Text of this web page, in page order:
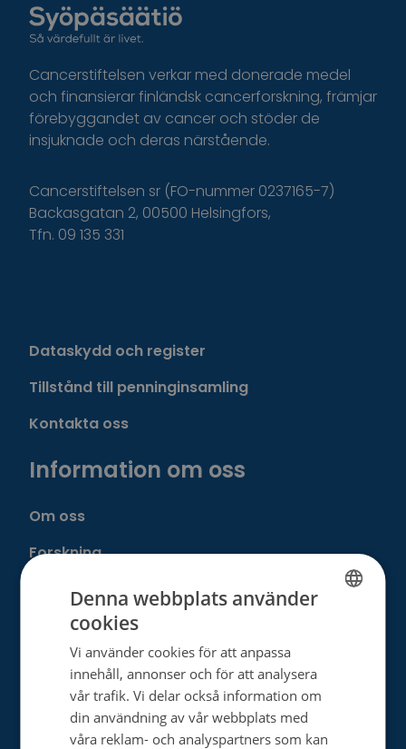
Cancerstiftelsen verkar med donerade medel
och finansierar finländsk cancerforskning, främjar
förebyggandet av cancer och stöder de
insjuknade och deras närstående.
Cancerstiftelsen sr (FO-nummer 0237165-7)
Backasgatan 2, 00500 Helsingfors,
Tfn. 09 135 331
Dataskydd och register
Tillstånd till penninginsamling
Kontakta oss
Information om oss
Om oss
Forskning
För företag
Livet med cancer
Cancerföreningen
Cancerregistret
Allt om cancer
Denna webbplats använder
cookies
Vi använder cookies för att anpassa
innehåll, annonser och för att analysera
vår trafik. Vi delar också information om
din användning av vår webbplats med
våra reklam- och analyspartners som kan